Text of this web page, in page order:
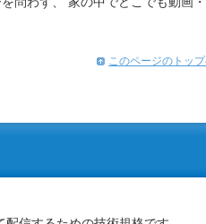
このページのトッ